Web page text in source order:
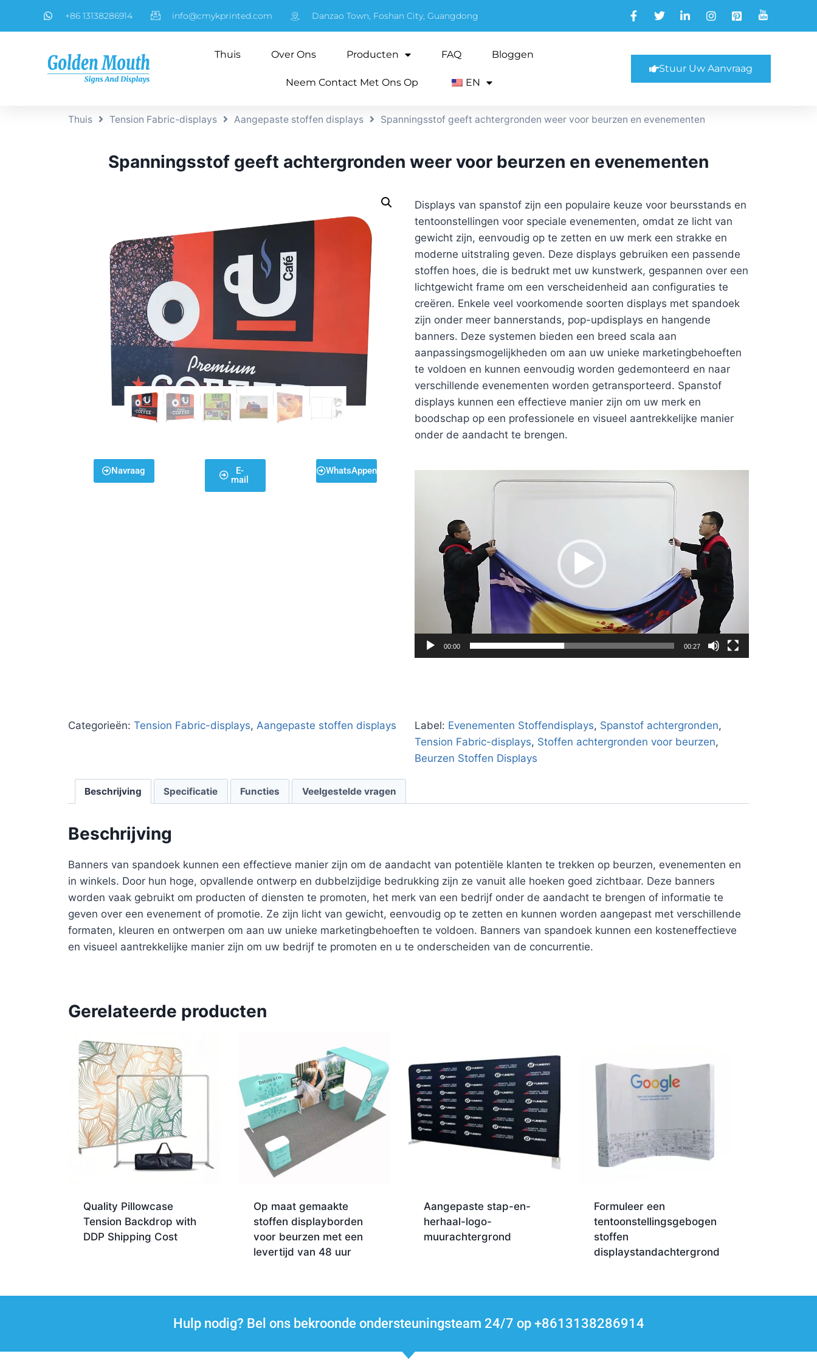
+86 13138286914 info@cmykprinted.com Danzao Town, Foshan City, Guangdong
Thuis Over Ons Producten FAQ Bloggen
Neem Contact Met Ons Op EN
Stuur Uw Aanvraag
Thuis Tension Fabric-displays Aangepaste stoffen displays Spanningsstof geeft achtergronden weer voor beurzen en evenementen
Spanningsstof geeft achtergronden weer voor beurzen en evenementen
Navraag
E-
mail
WhatsAppen
Displays van spanstof zijn een populaire keuze voor beursstands en
tentoonstellingen voor speciale evenementen, omdat ze licht van
gewicht zijn, eenvoudig op te zetten en uw merk een strakke en
moderne uitstraling geven. Deze displays gebruiken een passende
stoffen hoes, die is bedrukt met uw kunstwerk, gespannen over een
lichtgewicht frame om een verscheidenheid aan configuraties te
creëren. Enkele veel voorkomende soorten displays met spandoek
zijn onder meer bannerstands, pop-updisplays en hangende
banners. Deze systemen bieden een breed scala aan
aanpassingsmogelijkheden om aan uw unieke marketingbehoeften
te voldoen en kunnen eenvoudig worden gedemonteerd en naar
verschillende evenementen worden getransporteerd. Spanstof
displays kunnen een effectieve manier zijn om uw merk en
boodschap op een professionele en visueel aantrekkelijke manier
onder de aandacht te brengen.
00:00 00:27
Categorieën: Tension Fabric-displays, Aangepaste stoffen displays Label: Evenementen Stoffendisplays, Spanstof achtergronden,
Tension Fabric-displays, Stoffen achtergronden voor beurzen,
Beurzen Stoffen Displays
Beschrijving Specificatie Functies Veelgestelde vragen
Beschrijving
Banners van spandoek kunnen een effectieve manier zijn om de aandacht van potentiële klanten te trekken op beurzen, evenementen en
in winkels. Door hun hoge, opvallende ontwerp en dubbelzijdige bedrukking zijn ze vanuit alle hoeken goed zichtbaar. Deze banners
worden vaak gebruikt om producten of diensten te promoten, het merk van een bedrijf onder de aandacht te brengen of informatie te
geven over een evenement of promotie. Ze zijn licht van gewicht, eenvoudig op te zetten en kunnen worden aangepast met verschillende
formaten, kleuren en ontwerpen om aan uw unieke marketingbehoeften te voldoen. Banners van spandoek kunnen een kosteneffectieve
en visueel aantrekkelijke manier zijn om uw bedrijf te promoten en u te onderscheiden van de concurrentie.
Gerelateerde producten
Quality Pillowcase
Tension Backdrop with
DDP Shipping Cost
Op maat gemaakte
stoffen displayborden
voor beurzen met een
levertijd van 48 uur
Aangepaste stap-en-
herhaal-logo-
muurachtergrond
Formuleer een
tentoonstellingsgebogen
stoffen
displaystandachtergrond
Hulp nodig? Bel ons bekroonde ondersteuningsteam 24/7 op +8613138286914